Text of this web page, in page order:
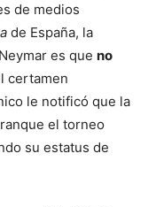
de medios
de España, la
es que no
certamen
le notificó que la
el torneo
su estatus de